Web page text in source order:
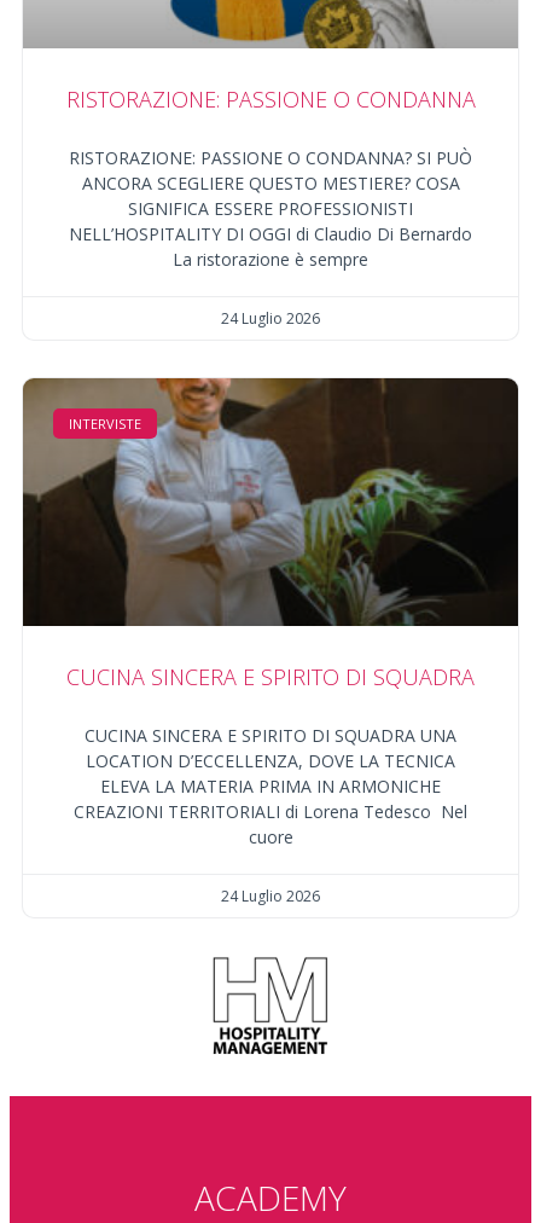
RISTORAZIONE: PASSIONE O CONDANNA
RISTORAZIONE: PASSIONE O CONDANNA? SI PUÒ
ANCORA SCEGLIERE QUESTO MESTIERE? COSA
SIGNIFICA ESSERE PROFESSIONISTI
NELL’HOSPITALITY DI OGGI di Claudio Di Bernardo
La ristorazione è sempre
24 Luglio 2026
INTERVISTE
CUCINA SINCERA E SPIRITO DI SQUADRA
CUCINA SINCERA E SPIRITO DI SQUADRA UNA
LOCATION D’ECCELLENZA, DOVE LA TECNICA
ELEVA LA MATERIA PRIMA IN ARMONICHE
CREAZIONI TERRITORIALI di Lorena Tedesco Nel
cuore
24 Luglio 2026
ACADEMY